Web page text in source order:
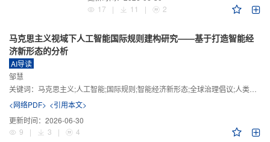
17
| 11 | 2
马克思主义视域下人工智能国际规则建构研究——基于打造智能经
济新形态的分析
AI导读
邹慧
关键词： 马克思主义;人工智能;国际规则;智能经济新形态;全球治理倡议;人类命运共同体
<网络PDF> <引用本文>
更新时间： 2026-06-30
9
| 3 | 4